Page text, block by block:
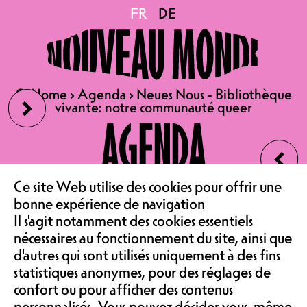
›
‹
FR DE
🔍Home›Agenda › Neues Nous - Bibliothèque
vivante: notre communauté queer
AGENDA
LE CAFÉ
ASSOCIATION &
FR DE
🔍Home›Agenda › Neues Nous - Bibliothèque
vivante: notre communauté queer
Neues Nous -
Bibliothèque vivante:
notre communauté queer
LE NOUVEAU MONDE EN
ROUTE VERS UN NOUVEAU
NOUS
AU PORT ! PLANCHE-
INFÉRIEURE 5, 1700
Ce site Web utilise des cookies pour offrir une
bonne expérience de navigation
Il s'agit notamment des cookies essentiels
nécessaires au fonctionnement du site, ainsi que
d'autres qui sont utilisés uniquement à des fins
statistiques anonymes, pour des réglages de
confort ou pour afficher des contenus